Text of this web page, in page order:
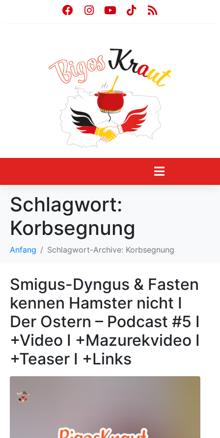
Schlagwort:
Korbsegnung
Anfang Schlagwort-Archive: Korbsegnung
Smigus-Dyngus & Fasten
kennen Hamster nicht I
Der Ostern – Podcast #5 I
+Video I +Mazurekvideo I
+Teaser I +Links